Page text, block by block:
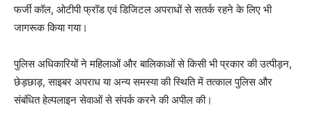
फर्जी कॉल, ओटीपी फ्रॉड एवं डिजिटल अपराधों से सतर्क रहने के लिए भी
जागरूक किया गया।
पुलिस अधिकारियों ने महिलाओं और बालिकाओं से किसी भी प्रकार की उत्पीड़न,
छेड़छाड़, साइबर अपराध या अन्य समस्या की स्थिति में तत्काल पुलिस और
संबंधित हेल्पलाइन सेवाओं से संपर्क करने की अपील की।